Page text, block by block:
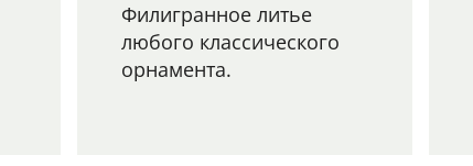
Филигранное литье
любого классического
орнамента.